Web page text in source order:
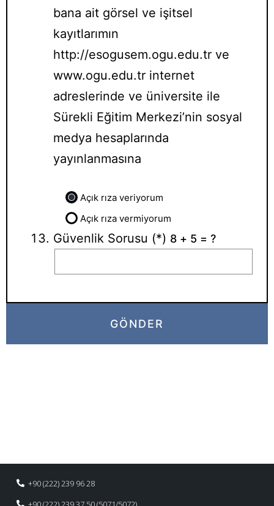
bana ait görsel ve işitsel
kayıtlarımın
http://esogusem.ogu.edu.tr ve
www.ogu.edu.tr internet
adreslerinde ve üniversite ile
Sürekli Eğitim Merkezi’nin sosyal
medya hesaplarında
yayınlanmasına
Açık rıza veriyorum
Açık rıza vermiyorum
Güvenlik Sorusu (*) 8 + 5 = ?
+90 (222) 239 96 28